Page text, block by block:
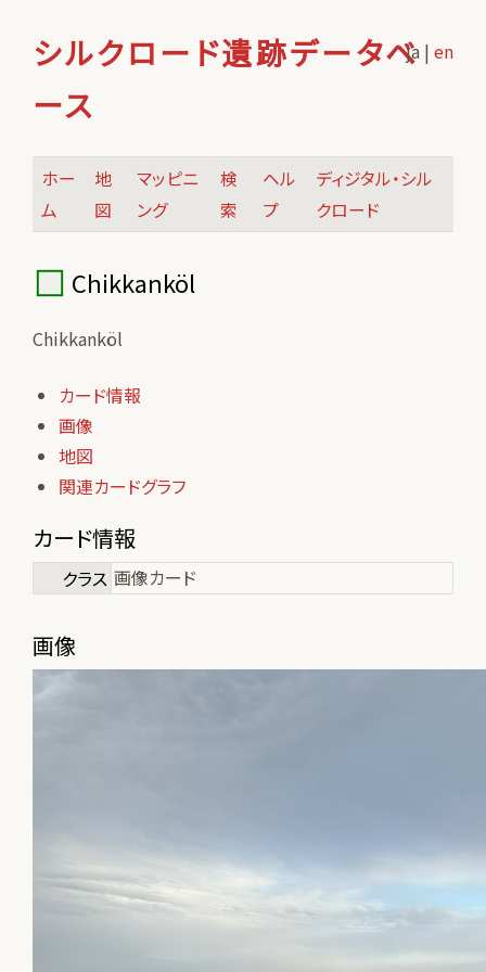
シルクロード遺跡データベ
ース
ja | en
ホー
ム
地
図
マッピニ
ング
検
索
ヘル
プ
ディジタル・シル
クロード
Chikkanköl
Chikkanköl
カード情報
画像
地図
関連カードグラフ
カード情報
クラス 画像カード
画像